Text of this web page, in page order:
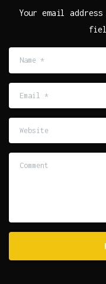
Your email
*
Website